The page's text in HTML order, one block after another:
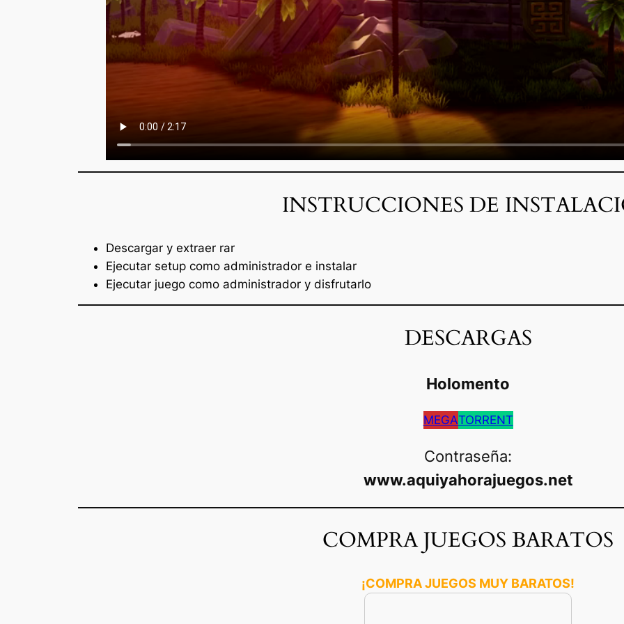
INSTRUCCIONES DE
Descargar y extraer rar
Ejecutar setup como administrador e instalar
Ejecutar juego como administrador y disfrutarlo
DESCARGAS
Holomento
MEGATORRENT
Contraseña:
www.aquiyahorajuegos.net
COMPRA JUEGOS BARATOS
¡COMPRA JUEGOS MUY BARATOS!